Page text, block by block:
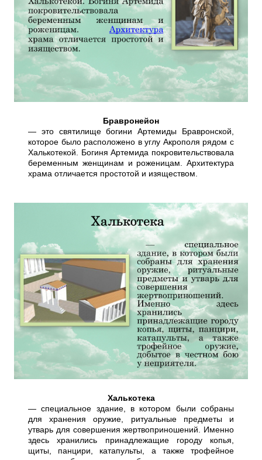
Бравронейон
— это святилище богини Артемиды Бравронской,
которое было расположено в углу Акрополя рядом с
Халькотекой. Богиня Артемида покровительствовала
беременным женщинам и роженицам. Архитектура
храма отличается простотой и изяществом.
Халькотека
— специальное здание, в котором были собраны
для хранения оружие, ритуальные предметы и
утварь для совершения жертвоприношений. Именно
здесь хранились принадлежащие городу копья,
щиты, панцири, катапульты, а также трофейное